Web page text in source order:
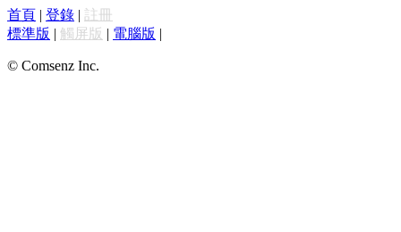
首頁 | 登錄 | 註冊
標準版 | 觸屏版 | 電腦版 |
© Comsenz Inc.